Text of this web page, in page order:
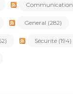
Communication
General (282)
Sécurité (194)